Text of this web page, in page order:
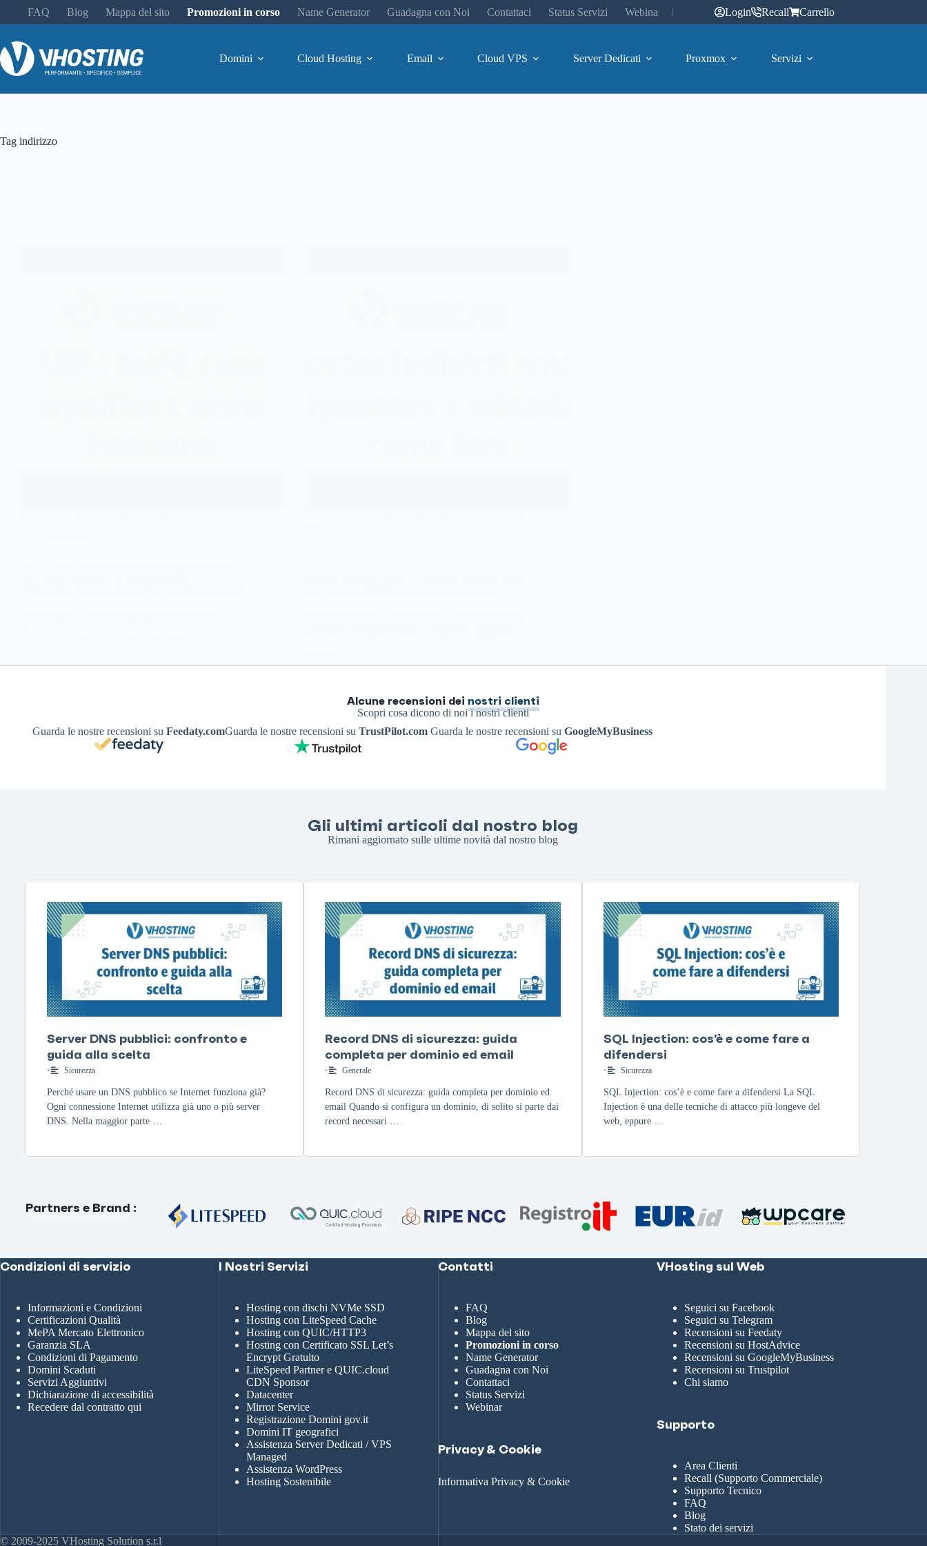
FAQ Blog Mappa del sito Promozioni in corso Name Generator Guadagna con Noi Contattaci Status Servizi Webinar Login Recall Carrello
Domini Cloud Hosting Email Cloud VPS Server Dedicati Proxmox Servizi
Tag indirizzo
Antonello S.
4 Aprile 2026
Alcune recensioni dei nostri clienti
Scopri cosa dicono di noi i nostri clienti
Guarda le nostre recensioni suFeedaty.comGuarda le nostre recensioni suTrustPilot.com Guarda le nostre recensioni suGoogleMyBusiness
Gli ultimi articoli dal nostro blog
Rimani aggiornato sulle ultime novità dal nostro blog
Server DNS pubblici: confronto e
guida alla scelta
• Sicurezza
Perché usare un DNS pubblico se Internet funziona già?
Ogni connessione Internet utilizza già uno o più server
DNS. Nella maggior parte …
Record DNS di sicurezza: guida
completa per dominio ed email
• Generale
Record DNS di sicurezza: guida completa per dominio ed
email Quando si configura un dominio, di solito si parte dai
record necessari …
SQL Injection: cos’è e come fare a
difendersi
• Sicurezza
SQL Injection: cos’è e come fare a difendersi La SQL
Injection è una delle tecniche di attacco più longeve del
web, eppure …
Partners e Brand :
Condizioni di servizio
Informazioni e Condizioni
Certificazioni Qualità
MePA Mercato Elettronico
Garanzia SLA
Condizioni di Pagamento
Domini Scaduti
Servizi Aggiuntivi
Dichiarazione di accessibilità
Recedere dal contratto qui
I Nostri Servizi
Hosting con dischi NVMe SSD
Hosting con LiteSpeed Cache
Hosting con QUIC/HTTP3
Hosting con Certificato SSL Let’s
Encrypt Gratuito
LiteSpeed Partner e QUIC.cloud
CDN Sponsor
Datacenter
Mirror Service
Registrazione Domini gov.it
Domini IT geografici
Assistenza Server Dedicati / VPS
Managed
Assistenza WordPress
Hosting Sostenibile
Contatti
FAQ
Blog
Mappa del sito
Promozioni in corso
Name Generator
Guadagna con Noi
Contattaci
Status Servizi
Webinar
Privacy & Cookie
Informativa Privacy & Cookie
VHosting sul Web
Seguici su Facebook
Seguici su Telegram
Recensioni su Feedaty
Recensioni su HostAdvice
Recensioni su GoogleMyBusiness
Recensioni su Trustpilot
Chi siamo
Supporto
Area Clienti
Recall (Supporto Commerciale)
Supporto Tecnico
FAQ
Blog
Stato dei servizi
© 2009-2025 VHosting Solution s.r.l